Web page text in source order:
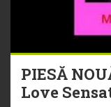
PIESĂ
Love